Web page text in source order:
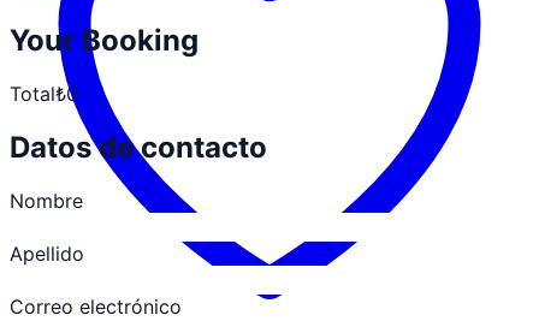
Your Booking
Total₺0
Datos de contacto
Nombre
Apellido
Correo electrónico